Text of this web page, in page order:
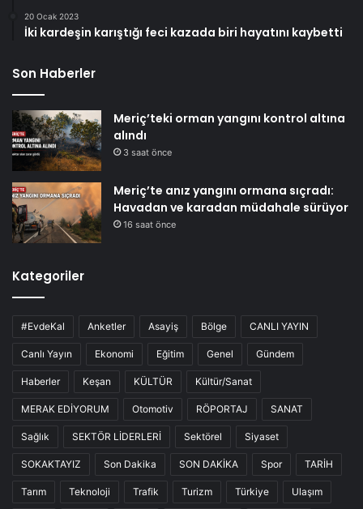
20 Ocak 2023
İki kardeşin karıştığı feci kazada biri hayatını kaybetti
Son Haberler
Meriç’teki orman yangını kontrol altına
alındı
3 saat önce
Meriç’te anız yangını ormana sıçradı:
Havadan ve karadan müdahale sürüyor
16 saat önce
Kategoriler
#EvdeKal Anketler Asayiş Bölge CANLI YAYIN
Canlı Yayın Ekonomi Eğitim Genel Gündem
Haberler Keşan KÜLTÜR Kültür/Sanat
MERAK EDİYORUM Otomotiv RÖPORTAJ SANAT
Sağlık SEKTÖR LİDERLERİ Sektörel Siyaset
SOKAKTAYIZ Son Dakika SON DAKİKA Spor TARİH
Tarım Teknoloji Trafik Turizm Türkiye Ulaşım